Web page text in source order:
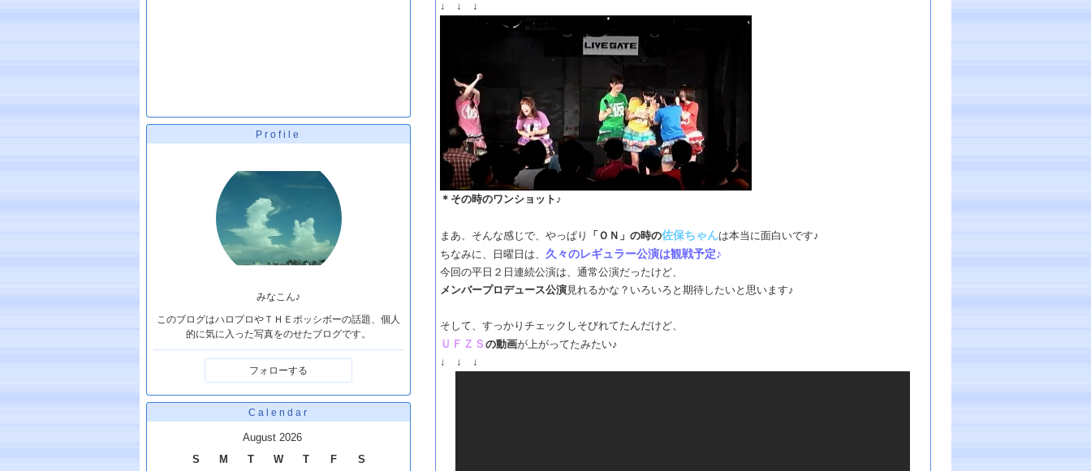
Profile
みなこん♪
このブログはハロプロやＴＨＥポッシボーの話題、個人
的に気に入った写真をのせたブログです。
フォローする
Calendar
August 2026
S
M T W T F
S
↓ ↓ ↓
＊その時のワンショット♪
まあ、そんな感じで、やっぱり 「ＯＮ」の時の佐保ちゃんは本当に面白いです♪
ちなみに、日曜日は、久々のレギュラー公演は観戦予定♪
今回の平日２日連続公演は、通常公演だったけど、
メンバープロデュース公演見れるかな？いろいろと期待したいと思います♪
そして、すっかりチェックしそびれてたんだけど、
ＵＦＺＳの動画が上がってたみたい♪
↓ ↓ ↓